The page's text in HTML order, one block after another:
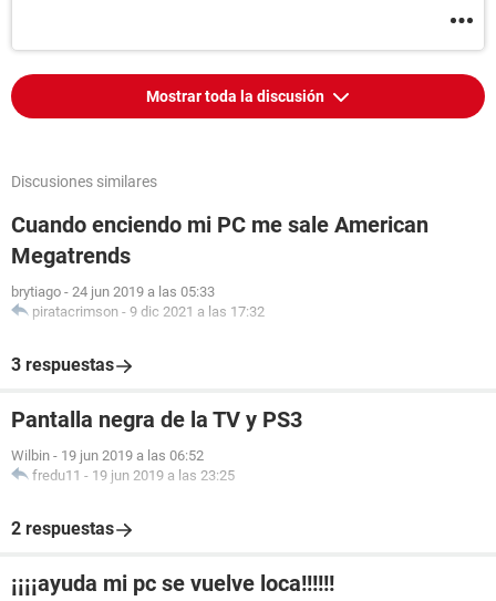
Mostrar toda la discusión
Discusiones similares
Cuando enciendo mi PC me sale American
Megatrends
brytiago - 24 jun 2019 a las 05:33
piratacrimson - 9 dic 2021 a las 17:32
3 respuestas
Pantalla negra de la TV y PS3
Wilbin - 19 jun 2019 a las 06:52
fredu11 - 19 jun 2019 a las 23:25
2 respuestas
¡¡¡¡ayuda mi pc se vuelve loca!!!!!!